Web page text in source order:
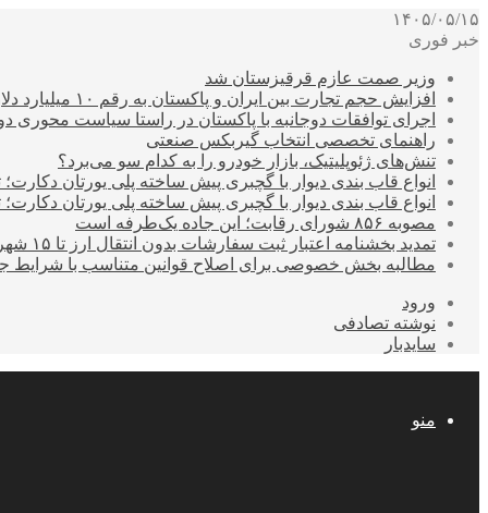
۱۴۰۵/۰۵/۱۵
خبر فوری
وزیر صمت عازم قرقیزستان شد
افزایش حجم تجارت بین ایران و پاکستان به رقم ۱۰ میلیارد دلار
اجرای توافقات دوجانبه با پاکستان در راستا سیاست محوری
راهنمای تخصصی انتخاب گیربکس صنعتی
تنش‌های ژئوپلیتیک، بازار خودرو را به کدام سو می‌برد؟
انواع قاب بندی دیوار با گچبری پیش ساخته پلی یورتان
انواع قاب بندی دیوار با گچبری پیش ساخته پلی یورتان
مصوبه ۸۵۶ شورای رقابت؛ این جاده یک‌طرفه است
تمدید بخشنامه اعتبار ثبت سفارشات بدون انتقال ارز تا ۱۵ شهریور
مطالبه بخش خصوصی برای اصلاح قوانین متناسب با شرایط
ورود
نوشته تصادفی
سایدبار
منو